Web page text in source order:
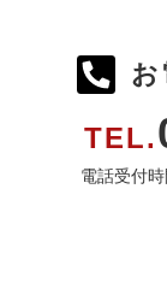
お
TEL.
電話受付